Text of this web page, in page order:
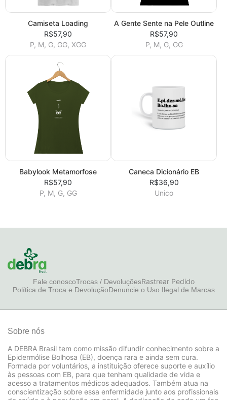
Camiseta Loading
R$57,90
P, M, G, GG, XGG
A Gente Sente na Pele Outline
R$57,90
P, M, G, GG
Babylook Metamorfose
R$57,90
P, M, G, GG
Caneca Dicionário EB
R$36,90
Unico
Fale conoscoTrocas / DevoluçõesRastrear Pedido
Política de Troca e DevoluçãoDenuncie o Uso Ilegal de Marcas
Sobre nós
A DEBRA Brasil tem como missão difundir conhecimento sobre a
Epidermólise Bolhosa (EB), doença rara e ainda sem cura.
Formada por voluntários, a instituição oferece suporte e auxílio
às pessoas com EB, para que tenham qualidade de vida e
acesso a tratamentos médicos adequados. Também atua na
conscientização sobre essa enfermidade junto aos profissionais